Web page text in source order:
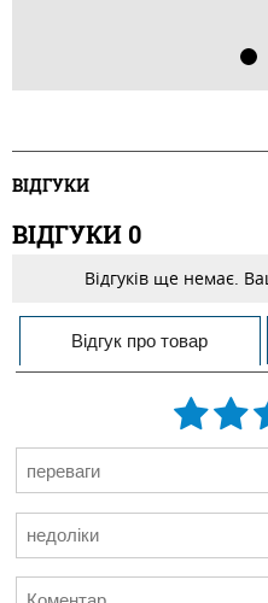
ВІДГУКИ
ВІДГУКИ 0
Відгуків ще немає.
Відгук про товар